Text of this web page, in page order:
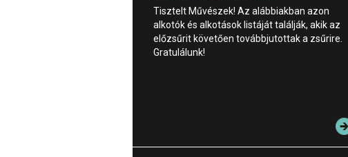
Tisztelt Művészek! Az alábbiakban azon
alkotók és alkotások listáját találják, akik az
előzsűrit követően továbbjutottak a zsűrire.
Gratulálunk!